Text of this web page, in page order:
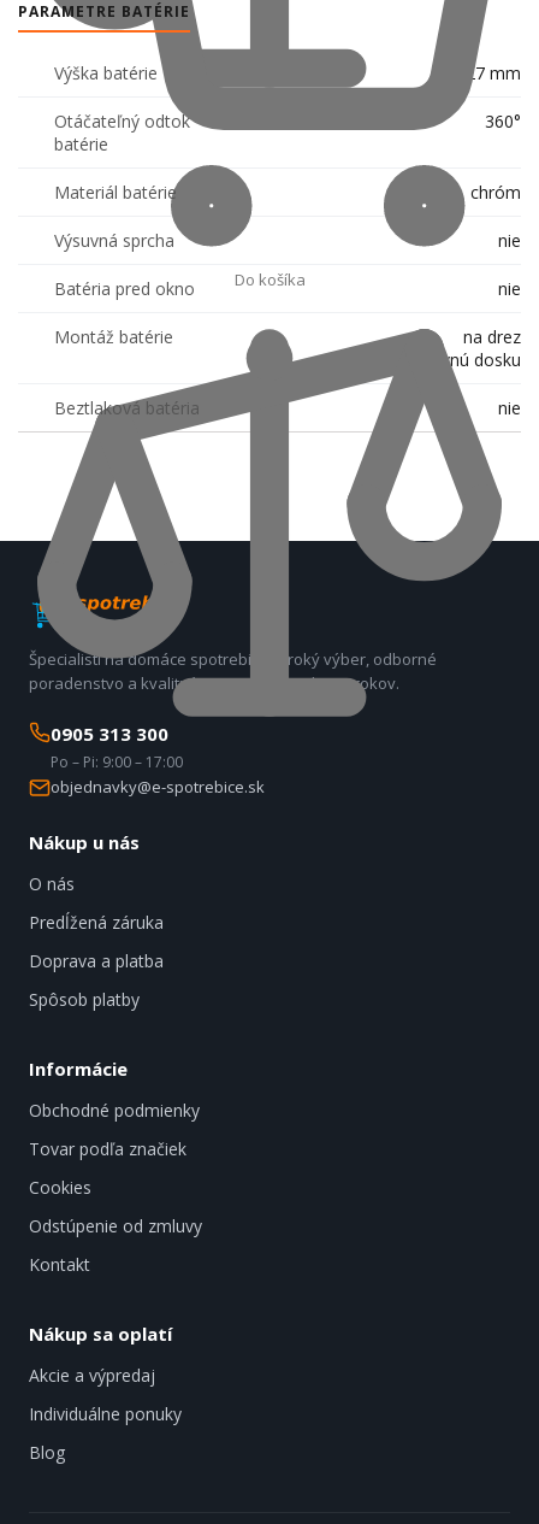
Do košíka
PARAMETRE BATÉRIE
Výška batérie 327 mm
Otáčateľný odtok
batérie
360°
Materiál batérie chróm
Výsuvná sprcha nie
Batéria pred okno nie
Montáž batérie
na drez
na pracovnú dosku
Beztlaková batéria nie
Špecialisti na domáce spotrebiče. Široký výber, odborné
poradenstvo a kvalitný servis už viac ako 17 rokov.
0905 313 300
Po – Pi: 9:00 – 17:00
objednavky@e-spotrebice.sk
Nákup u nás
O nás
Predĺžená záruka
Doprava a platba
Spôsob platby
Informácie
Obchodné podmienky
Tovar podľa značiek
Cookies
Odstúpenie od zmluvy
Kontakt
Nákup sa oplatí
Akcie a výpredaj
Individuálne ponuky
Blog